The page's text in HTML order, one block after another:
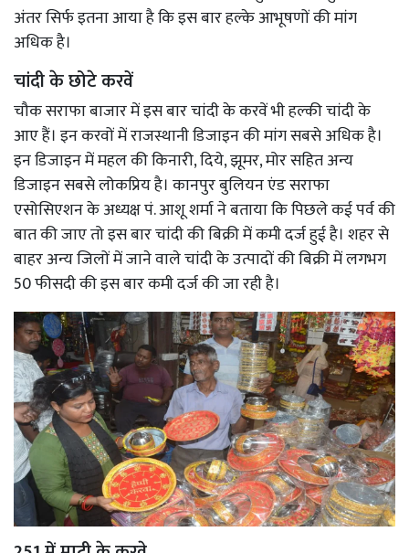
अंतर सिर्फ इतना आया है कि इस बार हल्के आभूषणों की मांग
अधिक है।
चांदी के छोटे करवें
चौक सराफा बाजार में इस बार चांदी के करवें भी हल्की चांदी के
आए हैं। इन करवों में राजस्थानी डिजाइन की मांग सबसे अधिक है।
इन डिजाइन में महल की किनारी, दिये, झूमर, मोर सहित अन्य
डिजाइन सबसे लोकप्रिय है। कानपुर बुलियन एंड सराफा
एसोसिएशन के अध्यक्ष पं. आशू शर्मा ने बताया कि पिछले कई पर्व की
बात की जाए तो इस बार चांदी की बिक्री में कमी दर्ज हुई है। शहर से
बाहर अन्य जिलों में जाने वाले चांदी के उत्पादों की बिक्री में लगभग
50 फीसदी की इस बार कमी दर्ज की जा रही है।